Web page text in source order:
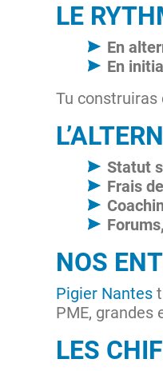
LE
En
En
Tu
Statut
Frais
NOS
Pigier Nantes
PME, grandes
LES